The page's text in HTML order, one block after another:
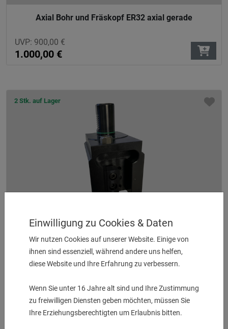
Einwilligung zu Cookies & Daten
Wir nutzen Cookies auf unserer Website. Einige von
ihnen sind essenziell, während andere uns helfen,
diese Website und Ihre Erfahrung zu verbessern.
Wenn Sie unter 16 Jahre alt sind und Ihre Zustimmung
zu freiwilligen Diensten geben möchten, müssen Sie
Ihre Erziehungsberechtigten um Erlaubnis bitten.
Axial Bohr und Fräskopf ER32 axial gerade
UVP: 900,00 €
1.000,00 €
2 Stk. auf Lager
Plandrehhalter MP 6200 (Y) / HQR 200-250 MSY
Werkzeugaufnahme 25 mm
UVP:275,00 €
185,00 €
8 Stk. auf Lager